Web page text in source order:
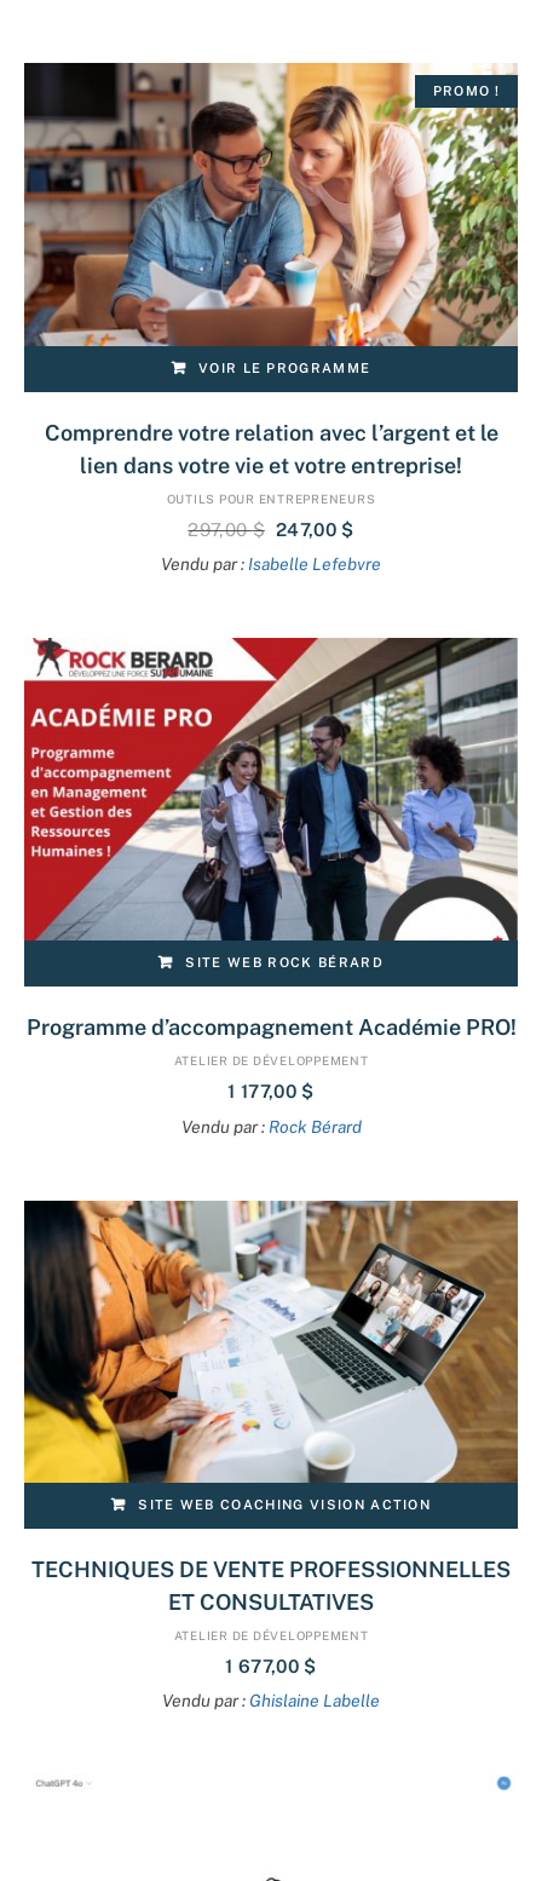
PROMO !
VOIR LE PROGRAMME
Comprendre votre relation avec l’argent et le
lien dans votre vie et votre entreprise!
OUTILS POUR ENTREPRENEURS
297,00$ 247,00 $
Vendu par : Isabelle Lefebvre
SITE WEB ROCK BÉRARD
Programme d’accompagnement Académie PRO!
ATELIER DE DÉVELOPPEMENT
1 177,00 $
Vendu par : Rock Bérard
SITE WEB COACHING VISION ACTION
TECHNIQUES DE VENTE PROFESSIONNELLES
ET CONSULTATIVES
ATELIER DE DÉVELOPPEMENT
1 677,00 $
Vendu par : Ghislaine Labelle